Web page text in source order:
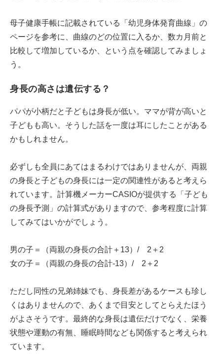
母子健康手帳に記載されている「幼児身体発育曲線」の
ページを参考に、曲線のどの位置に入るか、数カ月前と
比較して増加しているか、という点を確認してみましょ
う。
身長の高さは遺伝する？
パパが小柄だと子どもは身長が低い。ママが背が高いと
子どもも高い。そうした話を一度は耳にしたことがある
かもしれません。
必ずしも全員にあてはまるわけではありませんが、両親
の身長と子どもの身長には一定の関連性があると考えら
れています。計算機メーカーCASIOが提供する「子ども
の身長予測」の計算式がありますので、参考程度に計算
してみてはいかがでしょう。
男の子＝（両親の身長の合計＋13）/ 2＋2
女の子＝（両親の身長の合計-13）/ 2＋2
ただし同性の兄弟姉妹でも、身長差があるケースも珍し
くはありませんので、あくまで目安としてとらえたほう
がよさそうです。最終的な身長は遺伝だけでなく、栄養
状態や運動の有無、睡眠時間なども関係すると考えられ
ています。